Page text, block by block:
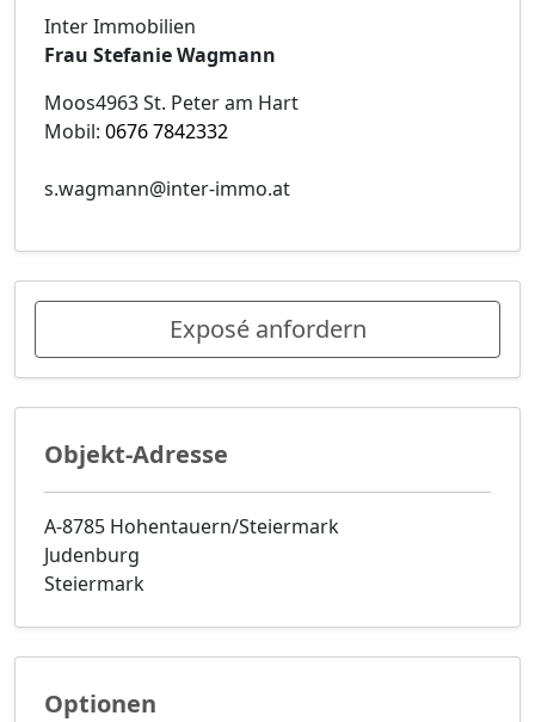
Inter Immobilien
Frau Stefanie Wagmann
Moos4963 St. Peter am Hart
Mobil: 0676 7842332
s.wagmann@inter-immo.at
Exposé anfordern
Objekt-Adresse
A-8785 Hohentauern/Steiermark
Judenburg
Steiermark
Optionen